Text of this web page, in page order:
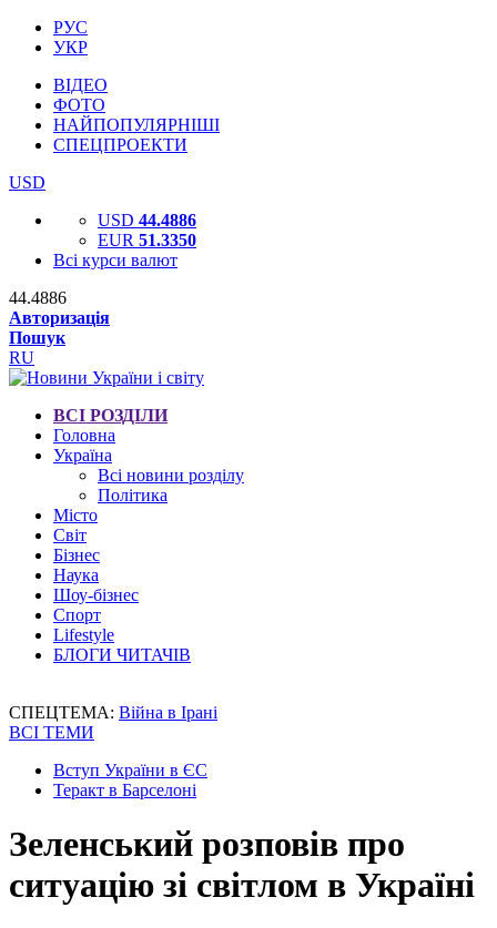
РУС
УКР
ВІДЕО
ФОТО
НАЙПОПУЛЯРНІШІ
СПЕЦПРОЕКТИ
USD
USD 44.4886
EUR 51.3350
Всі курси валют
44.4886
Авторизація
Пошук
RU
ВСІ РОЗДІЛИ
Головна
Україна
Всі новини розділу
Політика
Місто
Світ
Бізнес
Наука
Шоу-бізнес
Спорт
Lifestyle
БЛОГИ ЧИТАЧІВ
СПЕЦТЕМА: Війна в Ірані
ВСІ ТЕМИ
Вступ України в ЄС
Теракт в Барселоні
Зеленський розповів про
ситуацію зі світлом в Україні